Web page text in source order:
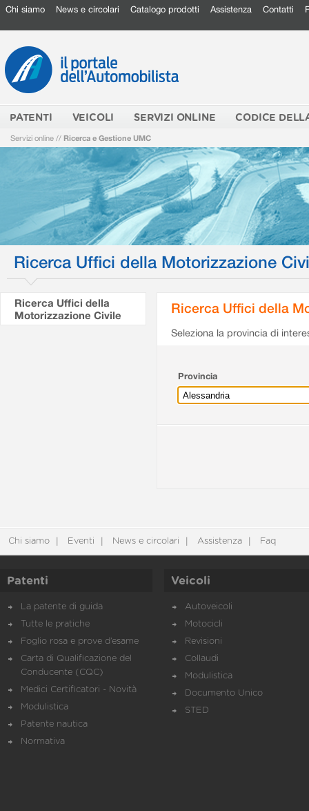
Chi siamo News e circolari Catalogo prodotti Assistenza Contatti
PATENTI VEICOLI SERVIZI ONLINE CODICE
Servizi online // Ricerca e Gestione UMC
Ricerca Uffici della Motorizzazione
Ricerca Uffici della
Motorizzazione Civile
Ricerca Uffici della
Seleziona la provincia di
Provincia
Chi siamo Eventi News e circolari Assistenza Faq
Patenti
La patente di guida
Tutte le pratiche
Foglio rosa e prove d’esame
Carta di Qualificazione del
Conducente (CQC)
Medici Certificatori - Novità
Modulistica
Patente nautica
Normativa
Veicoli
Autoveicoli
Motocicli
Revisioni
Collaudi
Modulistica
Documento Unico
STED